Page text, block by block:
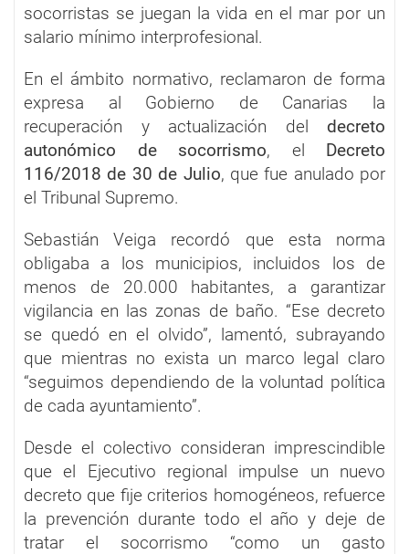
socorristas se juegan la vida en el mar por un
salario mínimo interprofesional.
En el ámbito normativo, reclamaron de forma
expresa al Gobierno de Canarias la
recuperación y actualización del decreto
autonómico de socorrismo, el Decreto
116/2018 de 30 de Julio, que fue anulado por
el Tribunal Supremo.
Sebastián Veiga recordó que esta norma
obligaba a los municipios, incluidos los de
menos de 20.000 habitantes, a garantizar
vigilancia en las zonas de baño. “Ese decreto
se quedó en el olvido”, lamentó, subrayando
que mientras no exista un marco legal claro
“seguimos dependiendo de la voluntad política
de cada ayuntamiento”.
Desde el colectivo consideran imprescindible
que el Ejecutivo regional impulse un nuevo
decreto que fije criterios homogéneos, refuerce
la prevención durante todo el año y deje de
tratar el socorrismo “como un gasto